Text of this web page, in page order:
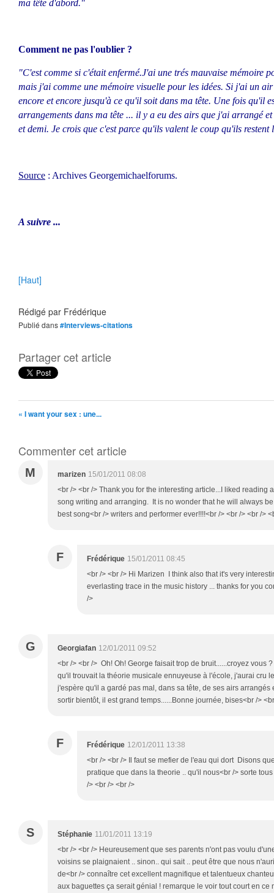
ma tête d'abord."
Comment ne pas l'oublier ?
"C'est comme si c'était enfermé.J'ai une trés mauvaise mémoire
mais j'ai comme une mémoire visuelle pour les idées. Si j'ai un
encore et encore jusqu'à ce qu'il soit dans ma tête. Une fois qu'il
arrangements dans ma tête ... il y a eu des airs que j'ai arrangé
et demi. Je crois que c'est parce qu'ils valent le coup qu'ils restent
Source : Archives Georgemichaelforums.
A suivre ...
[Haut]
Rédigé par Frédérique
Publié dans#Interviews-citations
Partager cet article
« I want your sex : une...
Commenter cet article
M marizen 15/01/2011 08:08
<br /> <br /> Thank you for the interesting article...I liked reading
song writing and arranging. It is no wonder that he will always
best song<br /> writers and performer ever!!!!<br /> <br /> <br />
F Frédérique 15/01/2011 08:45
<br /> <br /> Hi Marizen I think also that it's very
everlasting trace in the music history ... thanks for you
/>
G Georgiafan 12/01/2011 09:52
<br /> <br /> Oh! Oh! George faisait trop de bruit......croyez vous
qu'il trouvait la théorie musicale ennuyeuse à l'école, j'aurai cru
j'espère qu'il a gardé pas mal, dans sa tête, de ses airs arrangés
sortir bientôt, il est grand temps......Bonne journée, bises<br />
F Frédérique 12/01/2011 13:38
<br /> <br /> Il faut se mefier de l'eau qui dort Disons
pratique que dans la theorie .. qu'il nous<br /> sorte
/> <br /> <br />
S Stéphanie 11/01/2011 13:19
<br /> <br /> Heureusement que ses parents n'ont pas voulu
voisins se plaignaient .. sinon.. qui sait .. peut être que nous
de<br /> connaître cet excellent magnifique et talentueux
aux baguettes ça serait génial ! remarque le voir tout court en ce